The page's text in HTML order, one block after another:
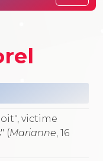
victime
(Marianne , 16